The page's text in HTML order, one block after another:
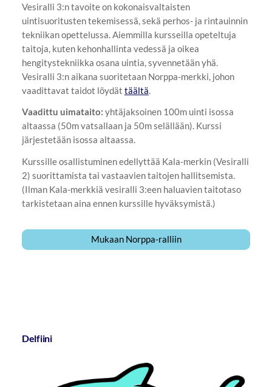
Vesiralli 3:n tavoite on kokonaisvaltaisten
uintisuoritusten tekemisessä, sekä perhos- ja rintauinnin
tekniikan opettelussa. Aiemmilla kursseilla opeteltuja
taitoja, kuten kehonhallinta vedessä ja oikea
hengitystekniikka osana uintia, syvennetään yhä.
Vesiralli 3:n aikana suoritetaan Norppa-merkki, johon
vaadittavat taidot löydät täältä
Vaadittu uimataito: yhtäjaksoinen 100m uinti isossa
altaassa (50m vatsallaan ja 50m selällään). Kurssi
järjestetään isossa altaassa.
Kurssille osallistuminen edellyttää Kala-merkin (Vesiralli
2) suorittamista tai vastaavien taitojen hallitsemista.
(Ilman Kala-merkkiä vesiralli 3:een haluavien taitotaso
tarkistetaan aina ennen kurssille hyväksymistä.)
Mukaan Norppa-ralliin
Delfiini